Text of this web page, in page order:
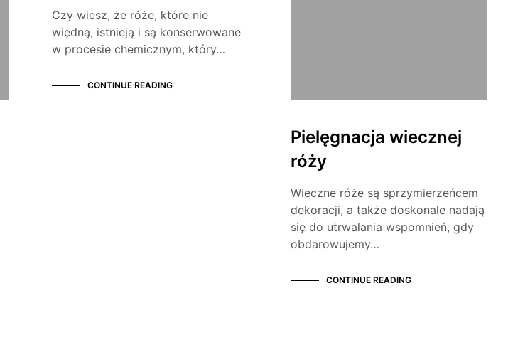
Czy wiesz, że róże, które nie
więdną, istnieją i są konserwowane
w procesie chemicznym, który…
CONTINUE READING
Pielęgnacja wiecznej
róży
Wieczne róże są sprzymierzeńcem
dekoracji, a także doskonale nadają
się do utrwalania wspomnień, gdy
obdarowujemy…
CONTINUE READING